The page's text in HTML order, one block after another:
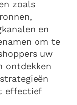
zoals
en
om te
uw
ontdekken
effectief